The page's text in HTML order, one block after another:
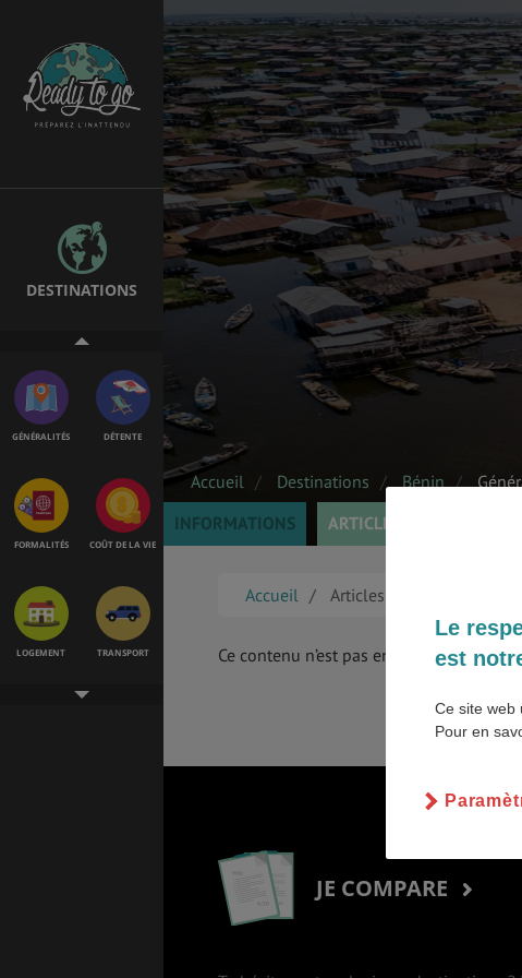
DESTINATIONS
EMPLOIS &
STAGES
BONS PLANS
GÉNÉRALITÉS DÉTENTE
FORMALITÉS COÛT DE LA VIE
LOGEMENT TRANSPORT
Accueil Destinations Bénin
INFORMATIONS
ARTICLES
Accueil Articles
Ce contenu n’est pas encore disponible.
JE COMPARE
Le
est
Ce site web
Pour en